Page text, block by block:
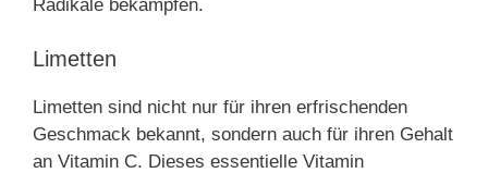
Radikale bekämpfen.
Limetten
Limetten sind nicht nur für ihren erfrischenden
Geschmack bekannt, sondern auch für ihren Gehalt
an Vitamin C. Dieses essentielle Vitamin